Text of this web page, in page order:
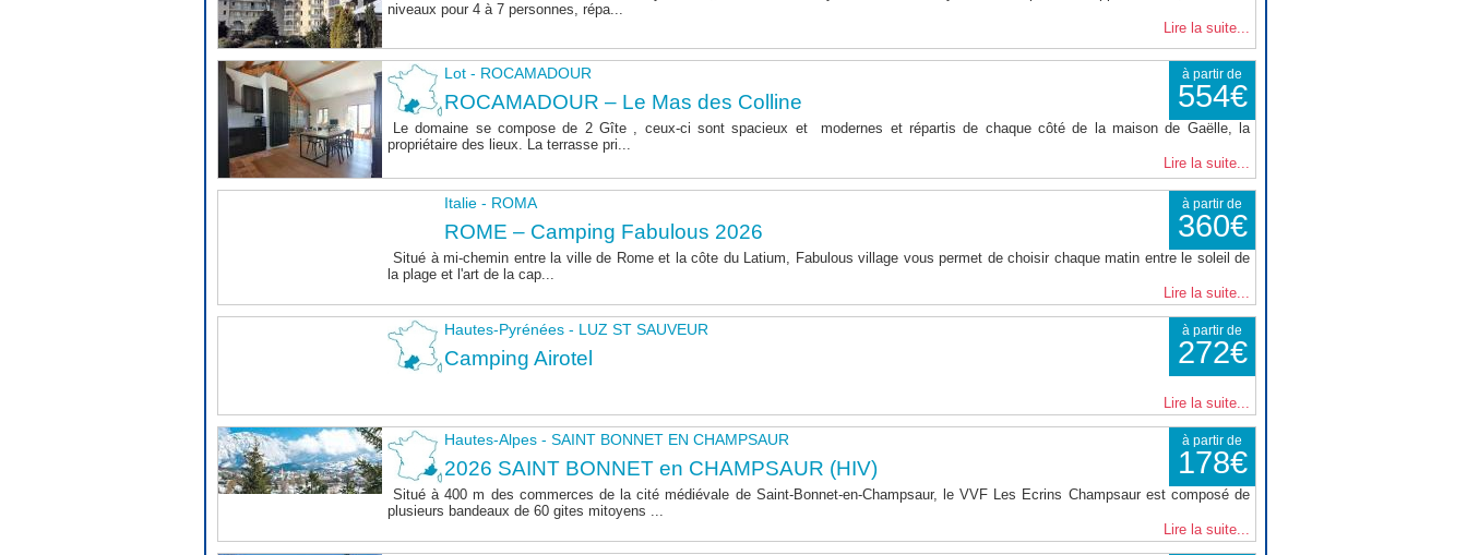
niveaux pour 4 à 7 personnes, répa...
Lire la suite...
Lot - ROCAMADOUR à partir de
554€
ROCAMADOUR – Le Mas des Colline
Le domaine se compose de 2 Gîte , ceux-ci sont spacieux et modernes et répartis de chaque côté de la maison de Gaëlle, la
propriétaire des lieux. La terrasse pri...
Lire la suite...
Italie - ROMA à partir de
360€
ROME – Camping Fabulous 2026
Situé à mi-chemin entre la ville de Rome et la côte du Latium, Fabulous village vous permet de choisir chaque matin entre le soleil de
la plage et l'art de la cap...
Lire la suite...
Hautes-Pyrénées - LUZ ST SAUVEUR à partir de
272€
Camping Airotel
Lire la suite...
Hautes-Alpes - SAINT BONNET EN CHAMPSAUR à partir de
178€
2026 SAINT BONNET en CHAMPSAUR (HIV)
Situé à 400 m des commerces de la cité médiévale de Saint-Bonnet-en-Champsaur, le VVF Les Ecrins Champsaur est composé de
plusieurs bandeaux de 60 gites mitoyens ...
Lire la suite...